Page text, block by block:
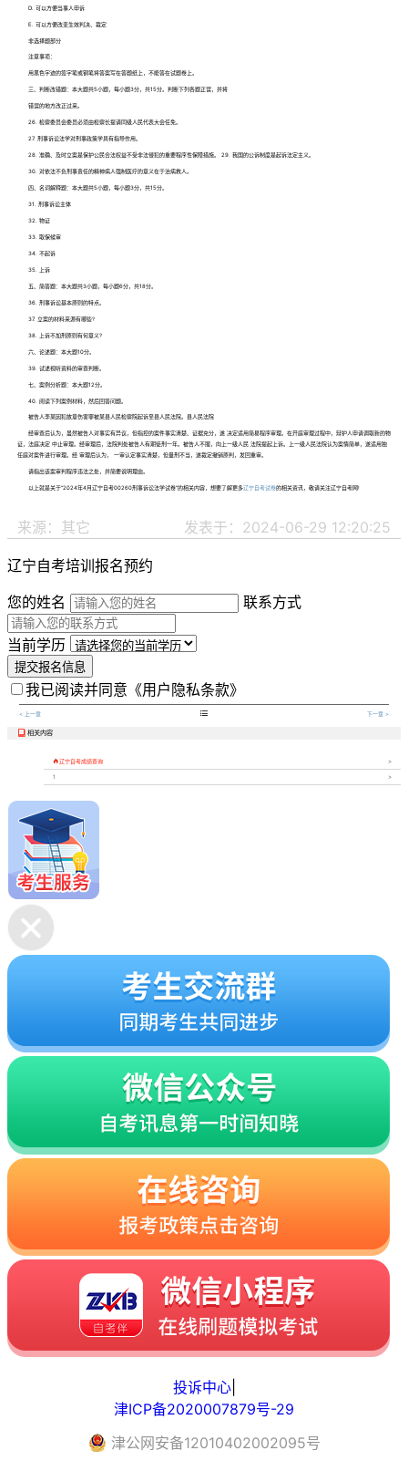
D. 可以方便当事人申诉
E. 可以方便改变生效判决、裁定
非选择题部分
注意事项：
用黑色字迹的签字笔或钢笔将答案写在答题纸上，不能答在试题卷上。
三、判断改错题：本大题共5小题，每小题3分，共15分。判断下列各题正误，并将
错误的地方改正过来。
26. 检察委员会委员必须由检察长提请同级人民代表大会任免。
27. 刑事诉讼法学对刑事政策学具有指导作用。
28. 准确、及时立案是保护公民合法权益不受非法侵犯的重要程序性保障措施。 29. 我国的公诉制度是起诉法定主义。
30. 对依法不负刑事责任的精神病人强制医疗的意义在于治病救人。
四、名词解释题：本大题共5小题，每小题3分，共15分。
31. 刑事诉讼主体
32. 物证
33. 取保候审
34. 不起诉
35. 上诉
五、简答题：本大题共3小题，每小题6分，共18分。
36. 刑事诉讼基本原则的特点。
37. 立案的材料来源有哪些?
38. 上诉不加刑原则有何意义?
六、论述题：本大题10分。
39. 试述视听资料的审查判断。
七、案例分析题：本大题12分。
40. 阅读下列案例材料，然后回答问题。
被告人李某因犯故意伤害罪被某县人民检察院起诉至县人民法院。县人民法院
经审查后认为，虽然被告人对事实有异议，但指控的案件事实清楚、证据充分，遂 决定适用简易程序审理。在开庭审理过程中，辩护人申请调取新的物
证，法庭决定 中止审理。经审理后，法院判处被告人有期徒刑一年。被告人不服，向上一级人民 法院提起上诉。上一级人民法院认为案情简单，遂适用独
任庭对案件进行审理。经 审理后认为， 一审认定事实清楚，但量刑不当，遂裁定撤销原判，发回重审。
请指出该案审判程序违法之处，并简要说明理由。
以上就是关于“2024年4月辽宁自考00260刑事诉讼法学试卷”的相关内容，想要了解更多辽宁自考试卷的相关资讯，敬请关注辽宁自考网!
来源：其它 发表于：2024-06-29 12:20:25
辽宁自考培训报名预约
您的姓名
联系方式
当前学历
提交报名信息
我已阅读并同意 《用户隐私条款》
< 上一章  下一章 >
相关内容
辽宁自考成绩查询
1
投诉中心|
津ICP备2020007879号-29
津公网安备12010402002095号